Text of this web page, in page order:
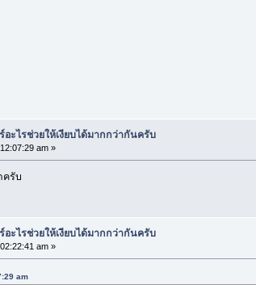
อะไรช่วยให้เงียบได้มากกว่ากันครับ
am »
ครับ
อะไรช่วยให้เงียบได้มากกว่ากันครับ
am »
am